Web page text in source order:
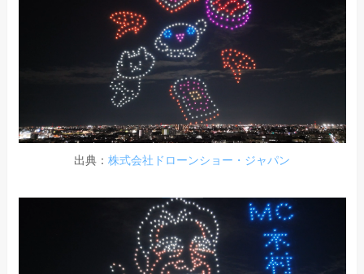
出典： 株式会社ドローンショー・ジャパン